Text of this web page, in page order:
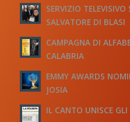
SERVIZIO
SALVATORE DI BLASI
CAMPAGNA DI
CALABRIA
EMMY AWARDS
JOSIA
IL CANTO UNISCE GLI